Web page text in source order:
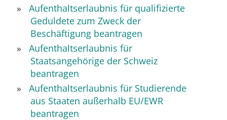
Aufenthaltserlaubnis für qualifizierte
Geduldete zum Zweck der
Beschäftigung beantragen
Aufenthaltserlaubnis für
Staatsangehörige der Schweiz
beantragen
Aufenthaltserlaubnis für Studierende
aus Staaten außerhalb EU/EWR
beantragen